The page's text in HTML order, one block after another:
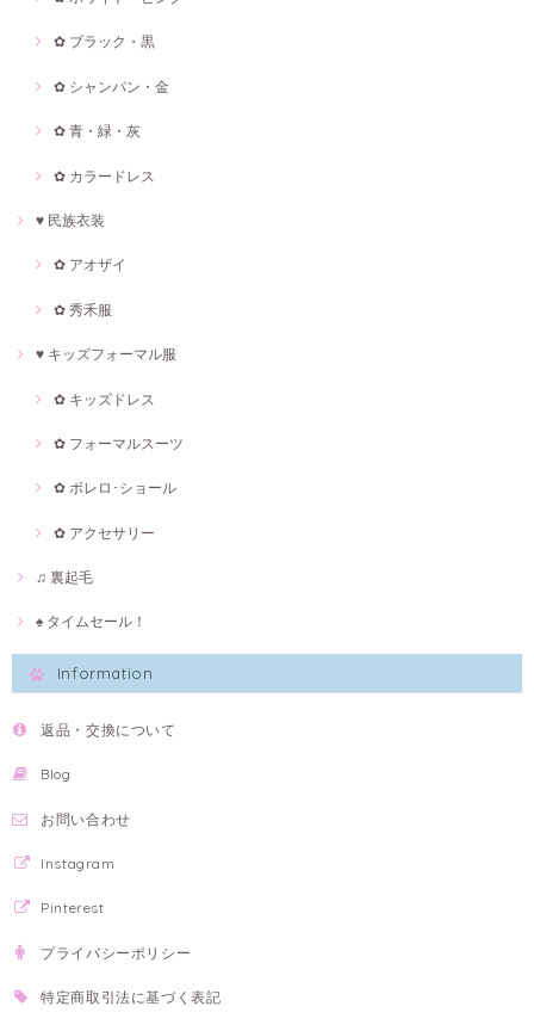
✿ ブラック・黒
✿ シャンパン・金
✿ 青・緑・灰
✿ カラードレス
♥ 民族衣装
✿ アオザイ
✿ 秀禾服
♥ キッズフォーマル服
✿ キッズドレス
✿ フォーマルスーツ
✿ ボレロ･ショール
✿ アクセサリー
♫ 裏起毛
♠ タイムセール！
Information
返品・交換について
Blog
お問い合わせ
Instagram
Pinterest
プライバシーポリシー
特定商取引法に基づく表記